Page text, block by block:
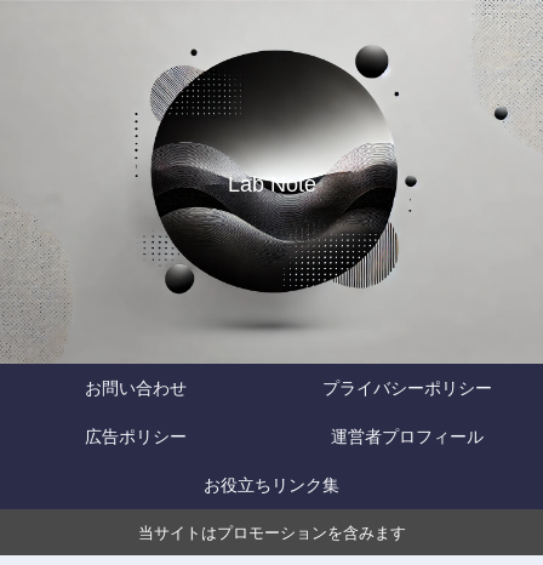
Lab Note
お問い合わせ プライバシーポリシー
広告ポリシー 運営者プロフィール
お役立ちリンク集
当サイトはプロモーションを含みます